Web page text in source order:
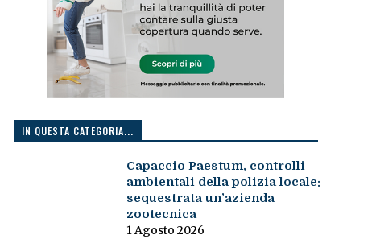
IN QUESTA CATEGORIA...
Capaccio Paestum, controlli
ambientali della polizia locale:
sequestrata un’azienda
zootecnica
1 Agosto 2026